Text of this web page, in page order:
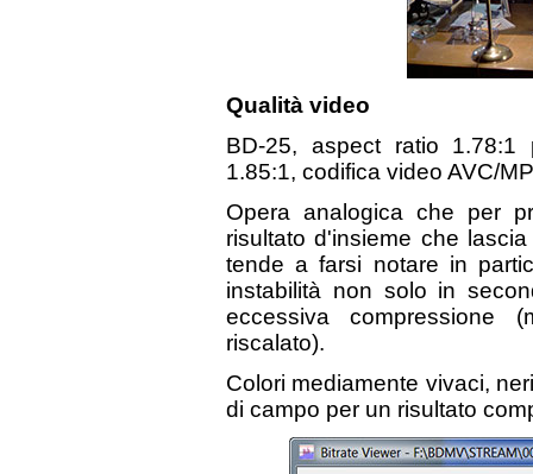
Qualità video
BD-25, aspect ratio 1.78:1
1.85:1, codifica video AVC/
Opera analogica che per
risultato d'insieme che
tende a farsi notare in
instabilità non solo in
eccessiva compressione
riscalato).
Colori mediamente vivaci,
di campo per un risultato